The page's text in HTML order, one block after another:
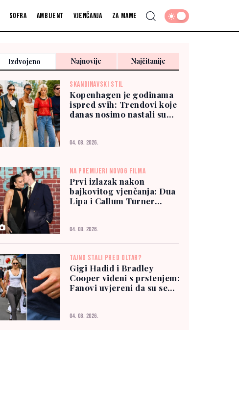
Sofra Ambijent Vjenčanja Za mame
Izdvojeno Najnovije Najčitanije
SKANDINAVSKI STIL
Kopenhagen je godinama
ispred svih: Trendovi koje
danas nosimo nastali su
04. 08. 2026.
NA PREMIJERI NOVOG FILMA
Prvi izlazak nakon
bajkovitog vjenčanja: Dua
Lipa i Callum Turner
04. 08. 2026.
TAJNO STALI PRED OLTAR?
Gigi Hadid i Bradley
Cooper viđeni s prstenjem:
Fanovi uvjereni da su se
04. 08. 2026.